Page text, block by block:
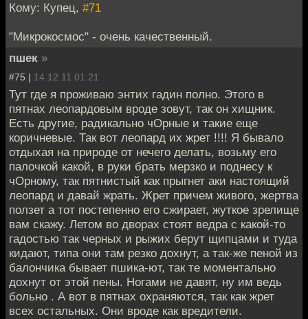
Кому: Купец, #71
"Микрокосмос" - очень качественный.
пшек »
#75 | 14.12.11 01:21
Тут где я проживаю энтих гадин полно. Этого в
пятнах леопардовым вроде зовут, так он хищник.
Есть другие, радикально чОрные и такие еще
коричневые. Так вот леопард их жрет !!!! Я бывало
отдыхая на природе от нечего делать, возьму его
палочкой какой, в руки брать мерзко и поднесу к
чОрному, так пятнистый как прыгнет аки настоящий
леопард и давай жрать. Жрет причем живого, жертва
ползет а тот постепенно его сжирает, жуткое зрелище
вам скажу. Летом во дворах стоят ведра с какой-то
гадостью так черных и рыжих берут щипцами и туда
кидают, типа они там резко дохнут, а так-же пеной из
балончика бывает пшика-ют, так те моментально
дохнут от этой пены. Ногами не давят, ну им ведь
больно . А вот в пятнах охраняются, так как жрет
всех остальных. Они вроде как вредители.